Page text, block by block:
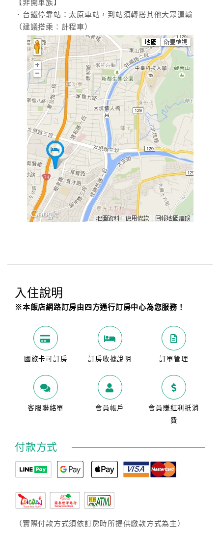
【非開車族】
．台鐵停靠站：太原車站，到站須轉搭其他大眾運輸
（建議搭乘：計程車）
入住說明
※本飯店網路訂房由四方通行訂房中心為您服務！
國旅卡可訂房 訂房收據說明 訂單管理
客服聯絡單 會員帳戶
會員賺紅利抵消
費
付款方式
（實際付款方式須依訂房時所提供繳款方式為主）